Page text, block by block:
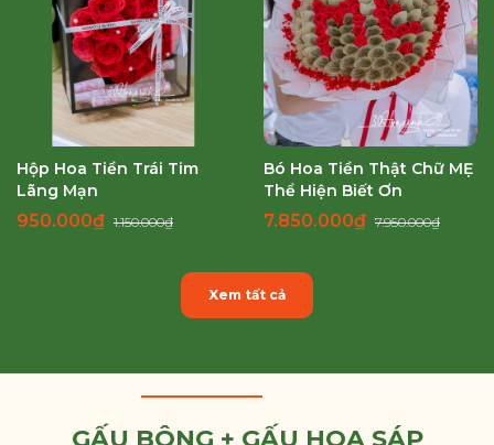
Hộp Hoa Tiền Trái Tim
Lãng Mạn
950.000₫ 1.150.000₫
Bó Hoa Tiền Thật Chữ MẸ
Thể Hiện Biết Ơn
7.850.000₫ 7.950.000₫
Xem tất cả